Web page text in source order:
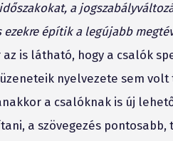
a
építik a legújabb
az is látható, hogy a csalók
nyelvezete sem
a csalóknak is új
a szövegezés pontosabb,